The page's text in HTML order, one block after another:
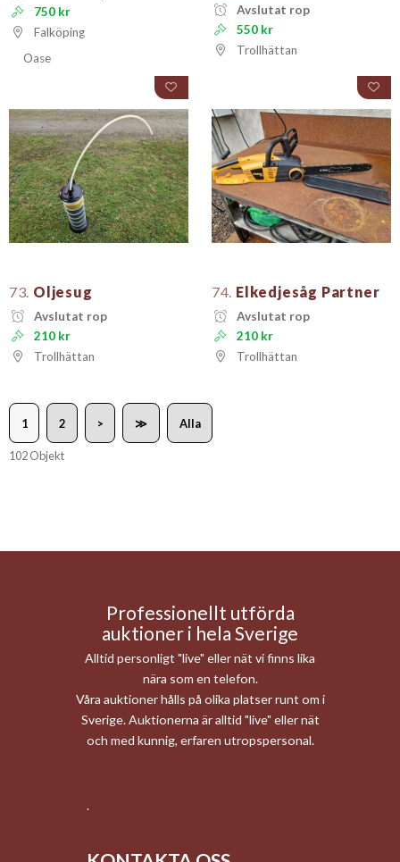
750 kr
Falköping
Oase
Avslutat rop
550 kr
Trollhättan
73. Oljesug
Avslutat rop
210 kr
Trollhättan
74. Elkedjesåg Partner
Avslutat rop
210 kr
Trollhättan
1 2 > ≫ Alla
102 Objekt
Professionellt utförda
auktioner i hela Sverige
Alltid personligt "live" eller nät vi finns lika
nära som en telefon.
Våra auktioner hålls på olika platser runt om i
Sverige. Auktionerna är alltid "live" eller nät
och med kunnig, erfaren utropspersonal.
.